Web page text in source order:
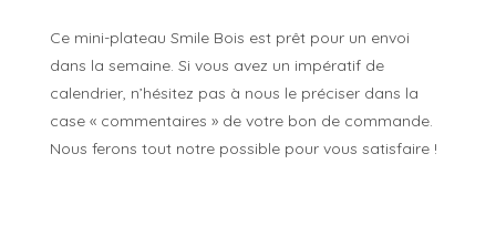
Ce mini-plateau Smile Bois est prêt pour un envoi
dans la semaine. Si vous avez un impératif de
calendrier, n’hésitez pas à nous le préciser dans la
case « commentaires » de votre bon de commande.
Nous ferons tout notre possible pour vous satisfaire !